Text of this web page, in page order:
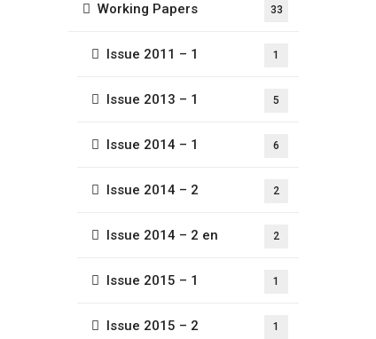
Working Papers 33
Issue 2011 – 1 1
Issue 2013 – 1 5
Issue 2014 – 1 6
Issue 2014 – 2 2
Issue 2014 – 2 en 2
Issue 2015 – 1 1
Issue 2015 – 2 1